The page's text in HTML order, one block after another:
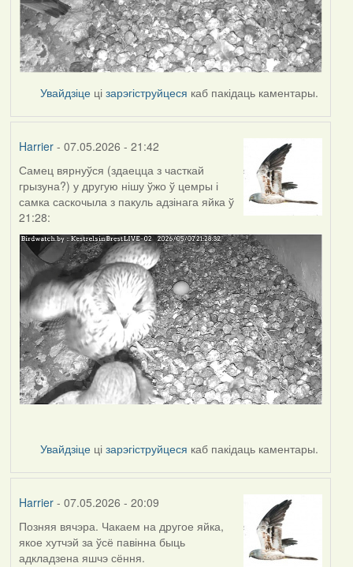
Увайдзіце цізарэгіструйцеся каб пакідаць каментары.
Harrier- 07.05.2026 - 21:42
Самец вярнуўся (здаецца з часткай
грызуна?) у другую нішу ўжо ў цемры і
самка саскочыла з пакуль адзінага яйка ў
21:28:
Увайдзіце цізарэгіструйцеся каб пакідаць каментары.
Harrier- 07.05.2026 - 20:09
Позняя вячэра. Чакаем на другое яйка,
якое хутчэй за ўсё павінна быць
адкладзена яшчэ сёння.